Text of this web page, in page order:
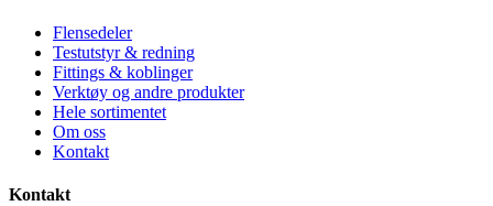
Flensedeler
Testutstyr & redning
Fittings & koblinger
Verktøy og andre produkter
Hele sortimentet
Om oss
Kontakt
Kontakt